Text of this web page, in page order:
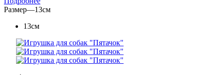
Размер—13см
13см